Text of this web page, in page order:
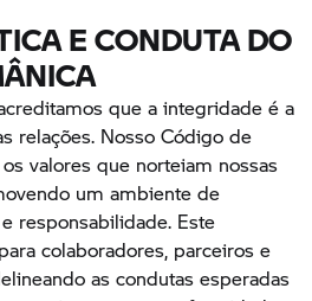
E CONDUTA DO
que a integridade é a
relações. Nosso Código de
valores que norteiam nossas
um ambiente de
responsabilidade. Este
colaboradores, parceiros e
as condutas esperadas